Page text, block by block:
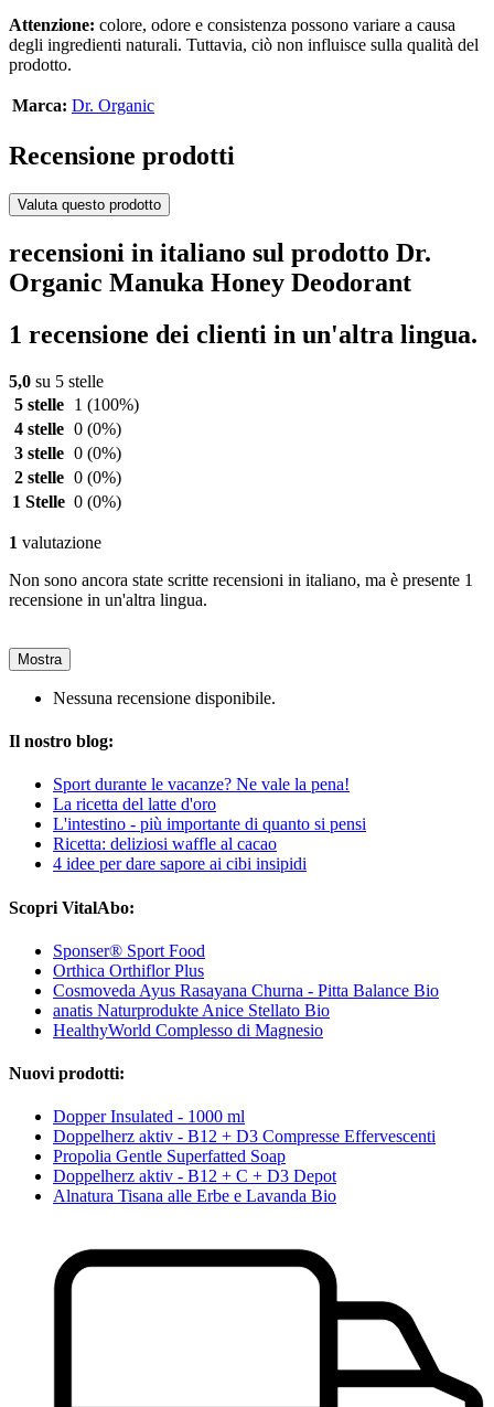
Attenzione: colore, odore e consistenza possono variare a causa
degli ingredienti naturali. Tuttavia, ciò non influisce sulla qualità del
prodotto.
Marca: Dr. Organic
Recensione prodotti
Valuta questo prodotto
recensioni in italiano sul prodotto Dr.
Organic Manuka Honey Deodorant
1 recensione dei clienti in un'altra lingua.
5,0 su 5 stelle
5 stelle
1 (100%)
4 stelle 0 (0%)
3 stelle 0 (0%)
2 stelle 0 (0%)
1 Stelle 0 (0%)
1 valutazione
Non sono ancora state scritte recensioni in italiano, ma è presente 1
recensione in un'altra lingua.
Mostra
Nessuna recensione disponibile.
Il nostro blog:
Sport durante le vacanze? Ne vale la pena!
La ricetta del latte d'oro
L'intestino - più importante di quanto si pensi
Ricetta: deliziosi waffle al cacao
4 idee per dare sapore ai cibi insipidi
Scopri VitalAbo:
Sponser® Sport Food
Orthica Orthiflor Plus
Cosmoveda Ayus Rasayana Churna - Pitta Balance Bio
anatis Naturprodukte Anice Stellato Bio
HealthyWorld Complesso di Magnesio
Nuovi prodotti:
Dopper Insulated - 1000 ml
Doppelherz aktiv - B12 + D3 Compresse Effervescenti
Propolia Gentle Superfatted Soap
Doppelherz aktiv - B12 + C + D3 Depot
Alnatura Tisana alle Erbe e Lavanda Bio